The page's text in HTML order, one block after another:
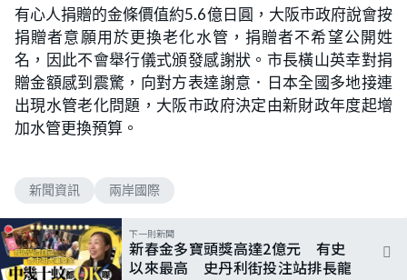
9
.
7
7
%
有心人捐贈的金條價值約5.6億日圓，大阪市政府說會按
捐贈者意願用於更換老化水管，捐贈者不希望公開姓
名，因此不會舉行儀式頒發感謝狀。市長橫山英幸對捐
贈金額感到震驚，向對方表達謝意．日本全國多地接連
出現水管老化問題，大阪市政府決定由新財政年度起增
加水管更換預算。
新聞資訊 兩岸國際
下一則新聞
新春金多寶頭獎高達2億元 有史
以來最高 史丹利街投注站排長龍